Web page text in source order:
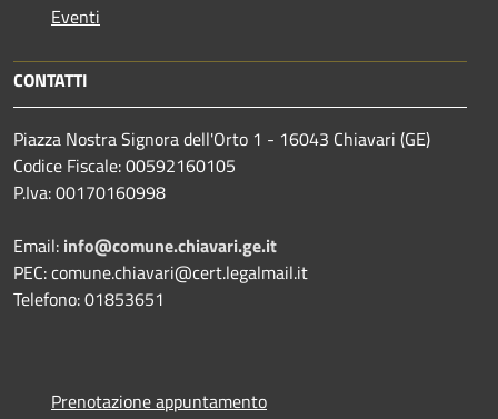
Eventi
CONTATTI
Piazza Nostra Signora dell'Orto 1 - 16043 Chiavari (GE)
Codice Fiscale: 00592160105
P.Iva: 00170160998
Email: info@comune.chiavari.ge.it
PEC: comune.chiavari@cert.legalmail.it
Telefono: 01853651
Prenotazione appuntamento